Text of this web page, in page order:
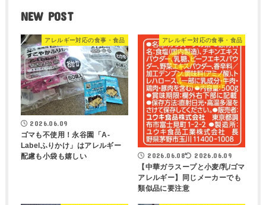
NEW POST
アレルギー対応の食事・食品
2026.06.09
ゴマも不使用！永谷園「A-
Labelふりかけ」はアレルギー
配慮も小袋も嬉しい
アレルギー対応の食事・食品
2026.06.08 2026.06.09
【中華ガラスープと小麦/乳/ゴマ
アレルギー】同じメーカーでも
類似品に要注意